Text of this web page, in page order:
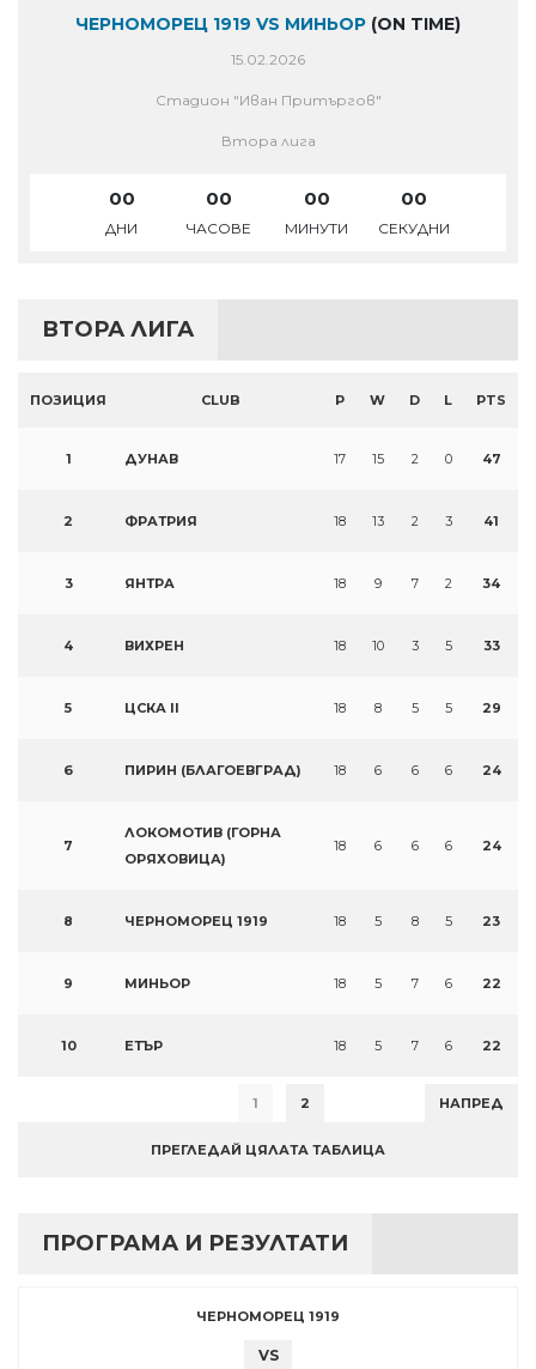
ЧЕРНОМОРЕЦ 1919 VS МИНЬОР (ON TIME)
15.02.2026
Стадион "Иван Притъргов"
Втора лига
00
ДНИ
00
ЧАСОВЕ
00
МИНУТИ
00
СЕКУДНИ
ВТОРА ЛИГА
ПОЗИЦИЯ CLUB P W D L PTS
1 ДУНАВ 17 15 2 0 47
2 ФРАТРИЯ 18 13 2 3 41
3 ЯНТРА 18 9 7 2 34
4 ВИХРЕН 18 10 3 5 33
5 ЦСКА II 18 8 5 5 29
6 ПИРИН (БЛАГОЕВГРАД) 18 6 6 6 24
7
ЛОКОМОТИВ (ГОРНА
ОРЯХОВИЦА)
18 6 6 6 24
8 ЧЕРНОМОРЕЦ 1919 18 5 8 5 23
9 МИНЬОР 18 5 7 6 22
10 ЕТЪР 18 5 7 6 22
1 2 НАПРЕД
ПРЕГЛЕДАЙ ЦЯЛАТА ТАБЛИЦА
ПРОГРАМА И РЕЗУЛТАТИ
ЧЕРНОМОРЕЦ 1919
VS